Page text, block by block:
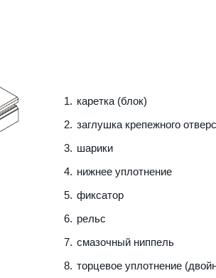
каретка (блок)
заглушка крепежного
шарики
нижнее уплотнение
фиксатор
рельс
смазочный ниппель
торцевое уплотнение